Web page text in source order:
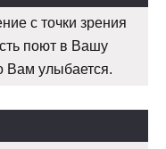
с точки зрения
поют в Вашу
Вам улыбается.